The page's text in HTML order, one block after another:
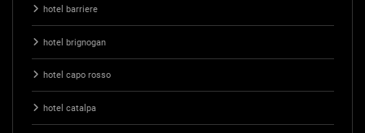
hotel barriere
hotel brignogan
hotel capo rosso
hotel catalpa